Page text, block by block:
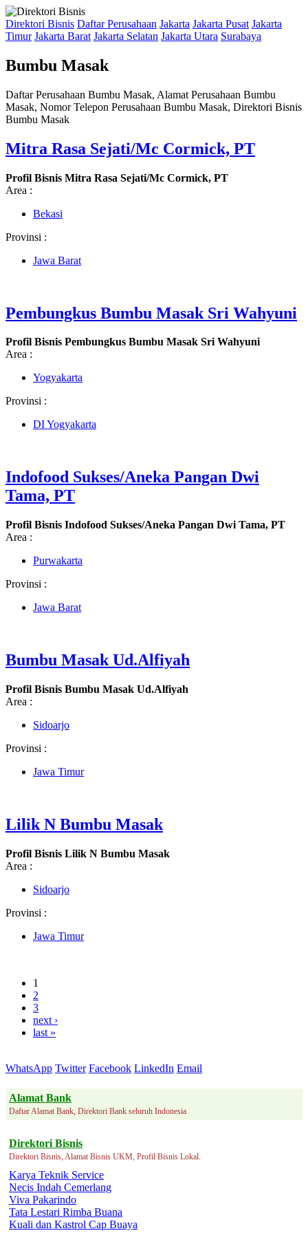
Direktori Bisnis Daftar Perusahaan Jakarta Jakarta Pusat Jakarta
Timur Jakarta Barat Jakarta Selatan Jakarta Utara Surabaya
Bumbu Masak
Daftar Perusahaan Bumbu Masak, Alamat Perusahaan Bumbu
Masak, Nomor Telepon Perusahaan Bumbu Masak, Direktori Bisnis
Bumbu Masak
Mitra Rasa Sejati/Mc Cormick, PT
Profil Bisnis Mitra Rasa Sejati/Mc Cormick, PT
Area :
Bekasi
Provinsi :
Jawa Barat
Pembungkus Bumbu Masak Sri Wahyuni
Profil Bisnis Pembungkus Bumbu Masak Sri Wahyuni
Area :
Yogyakarta
Provinsi :
DI Yogyakarta
Indofood Sukses/Aneka Pangan Dwi
Tama, PT
Profil Bisnis Indofood Sukses/Aneka Pangan Dwi Tama, PT
Area :
Purwakarta
Provinsi :
Jawa Barat
Bumbu Masak Ud.Alfiyah
Profil Bisnis Bumbu Masak Ud.Alfiyah
Area :
Sidoarjo
Provinsi :
Jawa Timur
Lilik N Bumbu Masak
Profil Bisnis Lilik N Bumbu Masak
Area :
Sidoarjo
Provinsi :
Jawa Timur
1
2
3
next ›
last »
WhatsApp Twitter Facebook LinkedIn Email
Alamat Bank
Daftar Alamat Bank, Direktori Bank seluruh Indonesia
Direktori Bisnis
Direktori Bisnis, Alamat Bisnis UKM, Profil Bisnis Lokal.
Karya Teknik Service
Necis Indah Cemerlang
Viva Pakarindo
Tata Lestari Rimba Buana
Kuali dan Kastrol Cap Buaya